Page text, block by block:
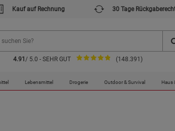
Kauf auf Rechnung 30 Tage
4.91 / 5.0 - SEHR GUT (148.391)
Lebensmittel Drogerie Outdoor & Survival Haus